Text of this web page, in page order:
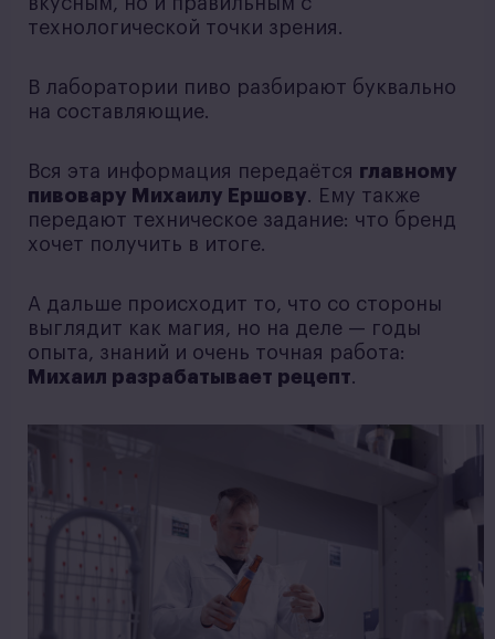
технологической точки зрения.
В лаборатории пиво разбирают буквально
на составляющие.
Вся эта информация передаётся главному
пивовару Михаилу Ершову. Ему также
передают техническое задание: что бренд
хочет получить в итоге.
А дальше происходит то, что со стороны
выглядит как магия, но на деле — годы
опыта, знаний и очень точная работа:
Михаил разрабатывает рецепт.